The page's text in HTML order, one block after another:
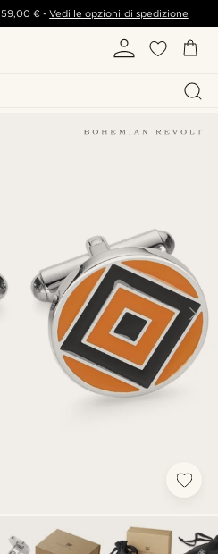
59,00 € -Vedi le opzioni di spedizione